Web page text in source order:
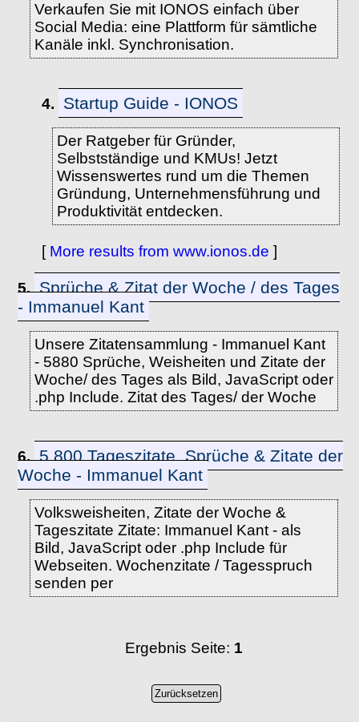
Verkaufen Sie mit IONOS einfach über
Social Media: eine Plattform für sämtliche
Kanäle inkl. Synchronisation.
4. Startup Guide - IONOS
Der Ratgeber für Gründer,
Selbstständige und KMUs! Jetzt
Wissenswertes rund um die Themen
Gründung, Unternehmensführung und
Produktivität entdecken.
[ More results from www.ionos.de ]
5. Sprüche & Zitat der Woche / des Tages
- Immanuel Kant
Unsere Zitatensammlung - Immanuel Kant
- 5880 Sprüche, Weisheiten und Zitate der
Woche/ des Tages als Bild, JavaScript oder
.php Include. Zitat des Tages/ der Woche
6. 5.800 Tageszitate, Sprüche & Zitate der
Woche - Immanuel Kant
Volksweisheiten, Zitate der Woche &
Tageszitate Zitate: Immanuel Kant - als
Bild, JavaScript oder .php Include für
Webseiten. Wochenzitate / Tagesspruch
senden per
Ergebnis Seite: 1